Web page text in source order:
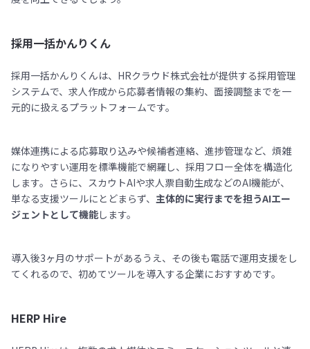
採用一括かんりくん
採用一括かんりくんは、HRクラウド株式会社が提供する採用管理
システムで、求人作成から応募者情報の集約、面接調整までを一
元的に扱えるプラットフォームです。
媒体連携による応募取り込みや候補者連絡、進捗管理など、煩雑
になりやすい運用を標準機能で網羅し、採用フロー全体を構造化
します。さらに、スカウトAIや求人票自動生成などのAI機能が、
単なる支援ツールにとどまらず、 主体的に実行までを担うAIエー
ジェントとして機能します。
導入後3ヶ月のサポートがあるうえ、その後も電話で運用支援をし
てくれるので、初めてツールを導入する企業におすすめです。
HERP Hire